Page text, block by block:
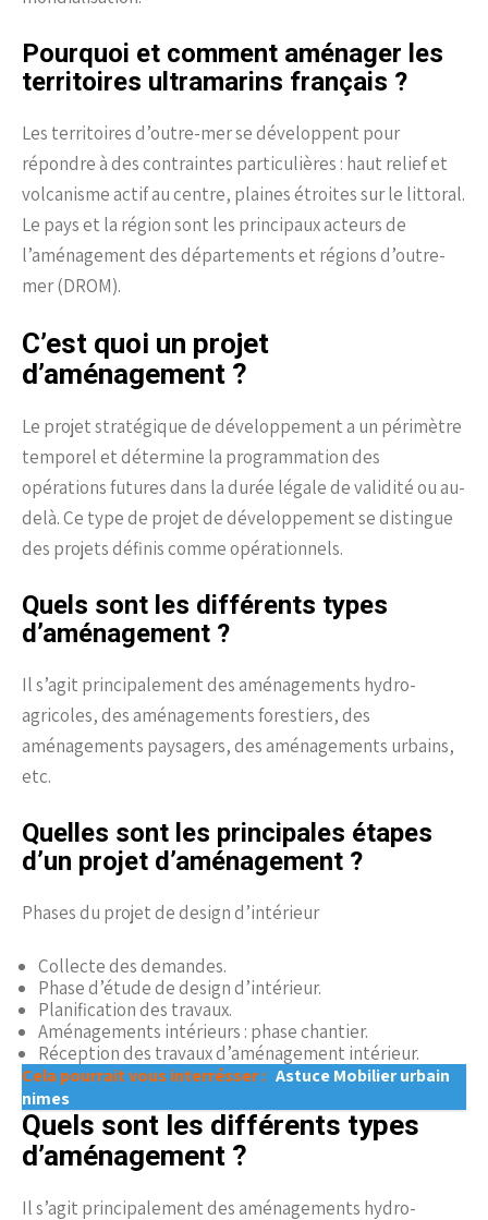
Pourquoi et comment aménager les
territoires ultramarins français ?
Les territoires d’outre-mer se développent pour
répondre à des contraintes particulières : haut relief et
volcanisme actif au centre, plaines étroites sur le littoral.
Le pays et la région sont les principaux acteurs de
l’aménagement des départements et régions d’outre-
mer (DROM).
C’est quoi un projet
d’aménagement ?
Le projet stratégique de développement a un périmètre
temporel et détermine la programmation des
opérations futures dans la durée légale de validité ou au-
delà. Ce type de projet de développement se distingue
des projets définis comme opérationnels.
Quels sont les différents types
d’aménagement ?
Il s’agit principalement des aménagements hydro-
agricoles, des aménagements forestiers, des
aménagements paysagers, des aménagements urbains,
etc.
Quelles sont les principales étapes
d’un projet d’aménagement ?
Phases du projet de design d’intérieur
Collecte des demandes.
Phase d’étude de design d’intérieur.
Planification des travaux.
Aménagements intérieurs : phase chantier.
Réception des travaux d’aménagement intérieur.
Cela pourrait vous interrésser : Astuce Mobilier urbain
nimes
Quels sont les différents types
d’aménagement ?
Il s’agit principalement des aménagements hydro-